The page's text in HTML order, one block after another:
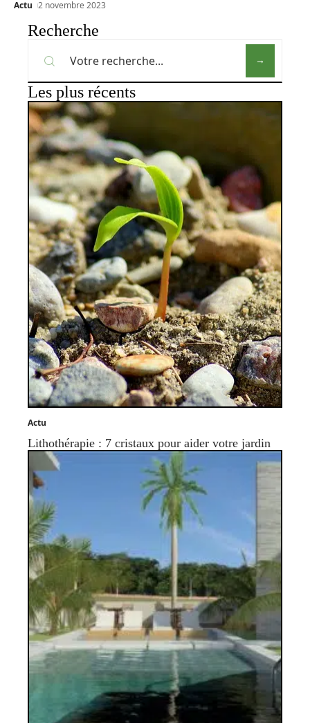
Actu 2 novembre 2023
Recherche
Les plus récents
Actu
Lithothérapie : 7 cristaux pour aider votre jardin